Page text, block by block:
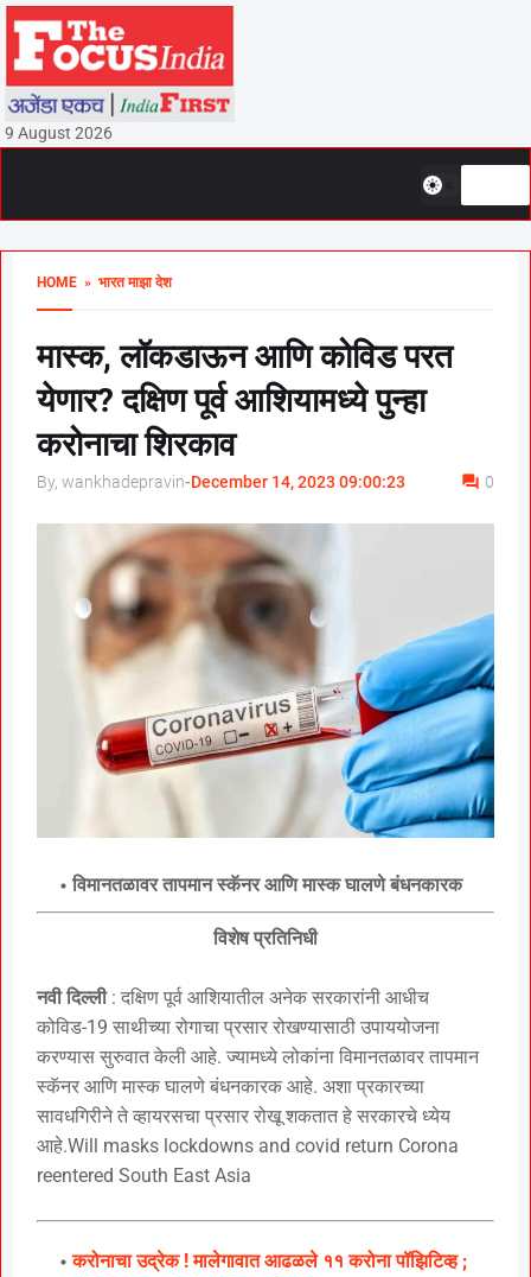
9 August 2026
HOME » भारत माझा देश
मास्क, लॉकडाऊन आणि कोविड परत
येणार? दक्षिण पूर्व आशियामध्ये पुन्हा
करोनाचा शिरकाव
By, wankhadepravin-December 14, 2023 09:00:23 0
विमानतळावर तापमान स्कॅनर आणि मास्क घालणे बंधनकारक
विशेष प्रतिनिधी
नवी दिल्ली: दक्षिण पूर्व आशियातील अनेक सरकारांनी आधीच
कोविड-19 साथीच्या रोगाचा प्रसार रोखण्यासाठी उपाययोजना
करण्यास सुरुवात केली आहे. ज्यामध्ये लोकांना विमानतळावर तापमान
स्कॅनर आणि मास्क घालणे बंधनकारक आहे. अशा प्रकारच्या
सावधगिरीने ते व्हायरसचा प्रसार रोखू शकतात हे सरकारचे ध्येय
आहे.Will masks lockdowns and covid return Corona
reentered South East Asia
करोनाचा उद्रेक ! मालेगावात आढळले ११ करोना पॉझिटिव्ह ;